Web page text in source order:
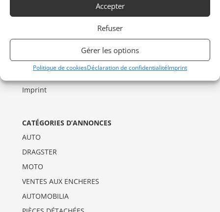
Accepter
Refuser
Gérer les options
Politique de cookiesDéclaration de confidentialitéImprint
Déclaration de confidentialité (UE)
Imprint
CATÉGORIES D’ANNONCES
AUTO
DRAGSTER
MOTO
VENTES AUX ENCHERES
AUTOMOBILIA